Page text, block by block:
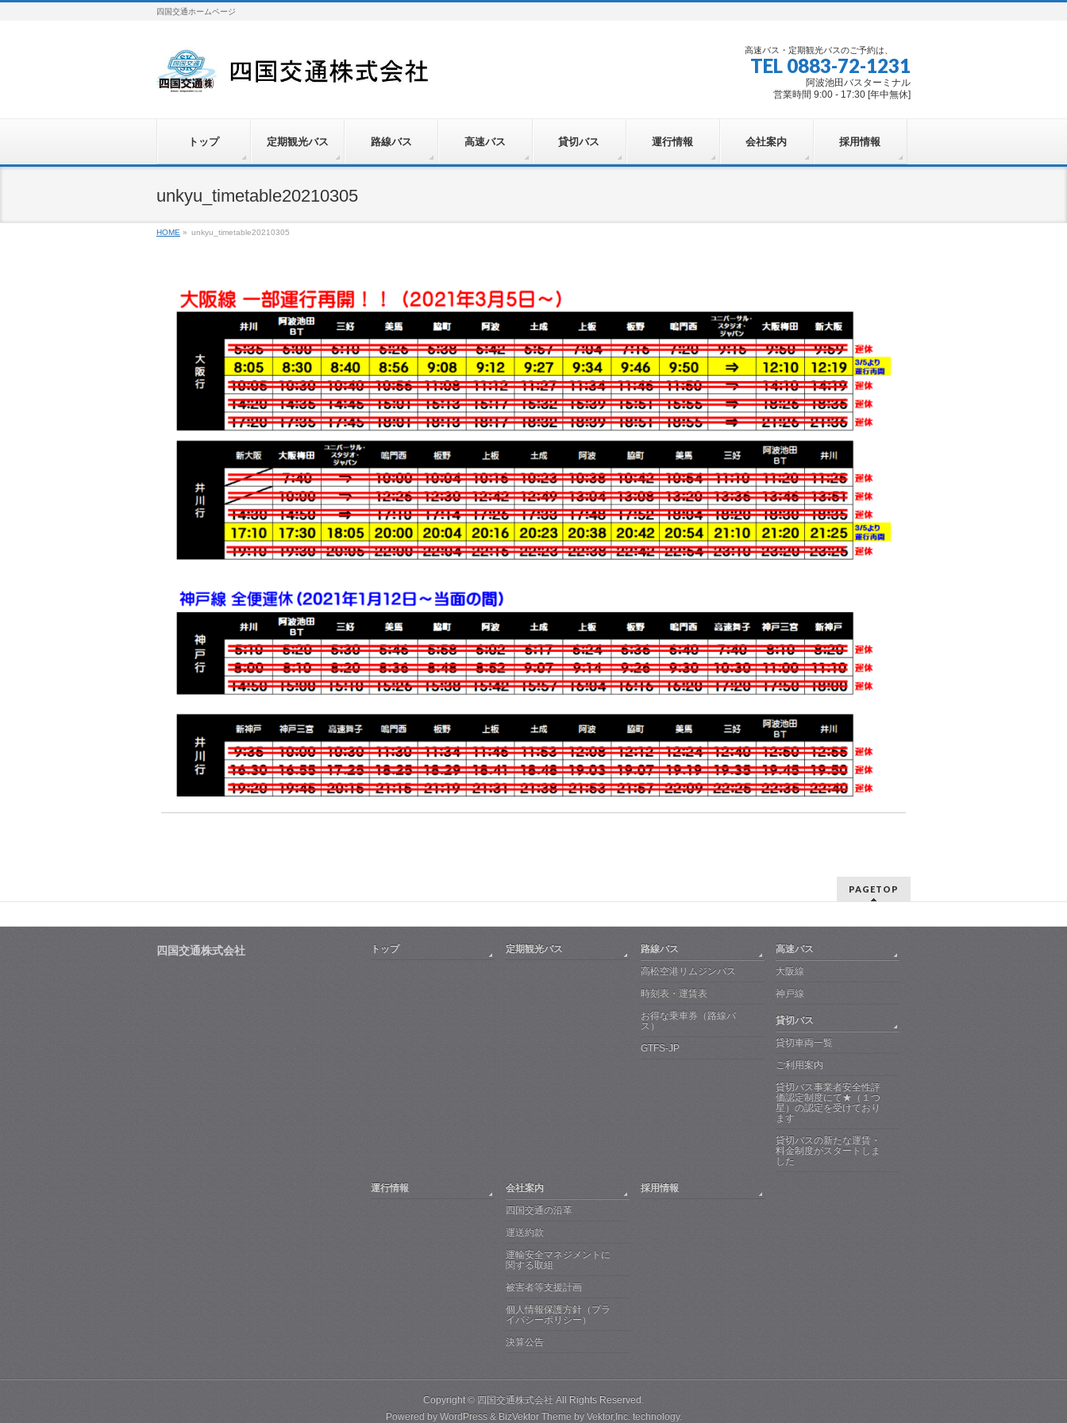
四国交通ホームページ
高速バス・定期観光バスのご予約は、
TEL 0883-72-1231
阿波池田バスターミナル
営業時間 9:00 - 17:30 [年中無休]
トップ 定期観光バス 路線バス 高速バス 貸切バス 運行情報 会社案内 採用情報
unkyu_timetable20210305
HOME » unkyu_timetable20210305
PAGETOP
四国交通株式会社 トップ 定期観光バス
路線バス
高松空港リムジンバス
時刻表・運賃表
お得な乗車券（路線バ
ス）
GTFS-JP
高速バス
大阪線
神戸線
貸切バス
貸切車両一覧
ご利用案内
貸切バス事業者安全性評
価認定制度にて★（１つ
星）の認定を受けており
ます
貸切バスの新たな運賃・
料金制度がスタートしま
した
運行情報
会社案内
四国交通の沿革
運送約款
運輸安全マネジメントに
関する取組
被害者等支援計画
個人情報保護方針（プラ
イバシーポリシー）
決算公告
採用情報
Copyright © 四国交通株式会社 All Rights Reserved.
Powered by WordPress& BizVektor Theme by Vektor,Inc.technology.